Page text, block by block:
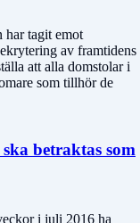
har tagit emot
av framtidens
att alla domstolar i
som tillhör de
betraktas som
i juli 2016 ha